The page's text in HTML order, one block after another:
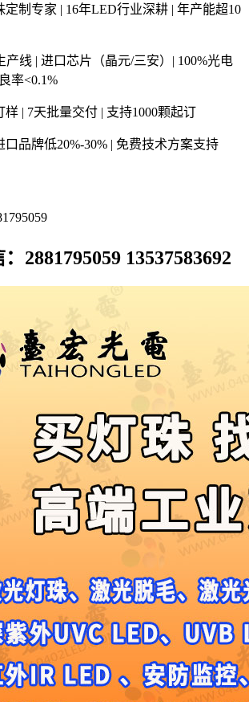
定制专家 | 16年LED行业深耕 | 年产能超10
产线 | 进口芯片（晶元/三安）| 100%光电
率<0.1%
样 | 7天批量交付 | 支持1000颗起订
口品牌低20%-30% | 免费技术方案支持
2881795059 13537583692